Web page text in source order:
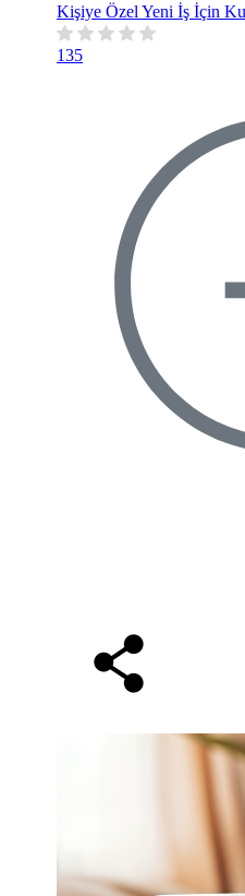
Kişiye Özel Yeni İş İçin
135